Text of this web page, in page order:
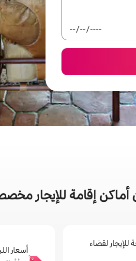
إقامة للإيجار
للإيجار لقضاء
أسعار